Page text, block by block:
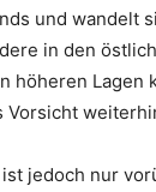
und wandelt
in den
höheren Lagen
Vorsicht
jedoch nur